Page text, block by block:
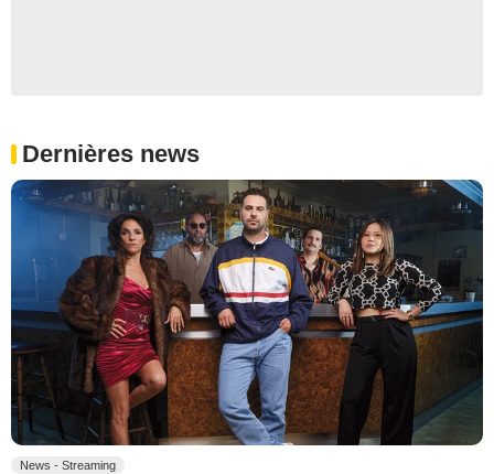
Dernières news
News - Streaming